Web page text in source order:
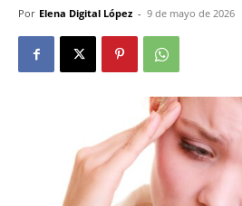
Por Elena Digital López - 9 de mayo de 2026